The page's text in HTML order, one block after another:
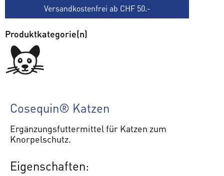
Versandkostenfrei ab CHF 50.-
Produktkategorie(n)
Cosequin® Katzen
Ergänzungsfuttermittel für Katzen zum
Knorpelschutz.
Eigenschaften: